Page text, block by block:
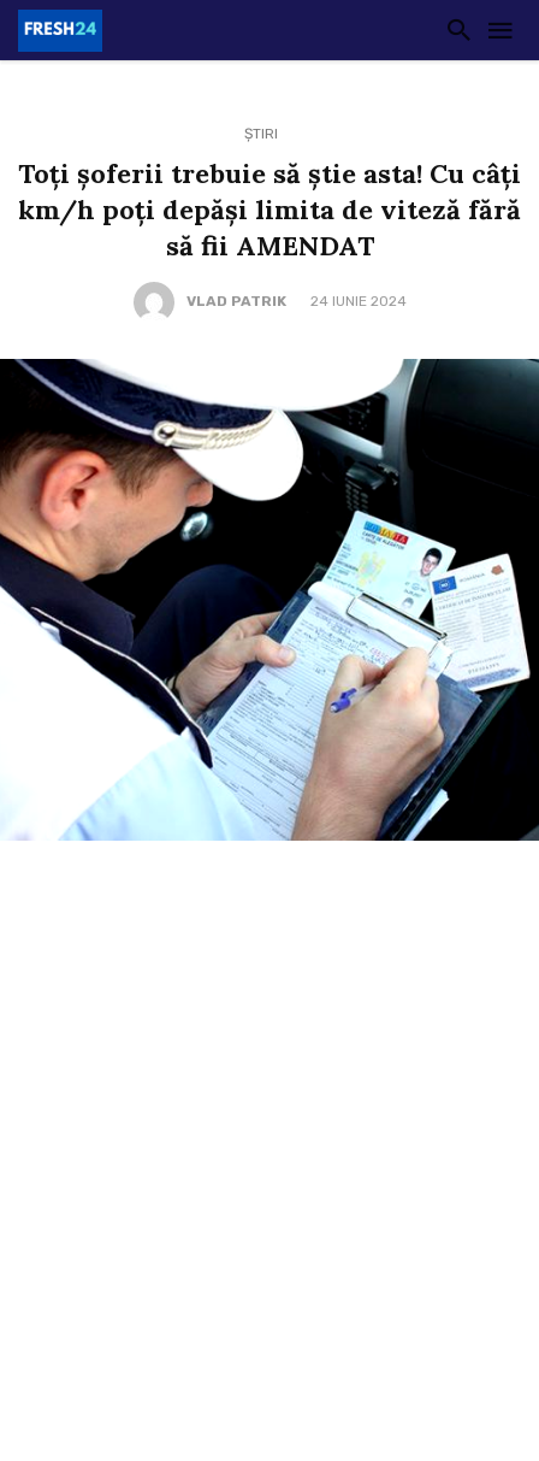
ȘTIRI
Toți șoferii trebuie să știe asta! Cu câți
km/h poți depăși limita de viteză fără
să fii AMENDAT
VLAD PATRIK 24 IUNIE 2024